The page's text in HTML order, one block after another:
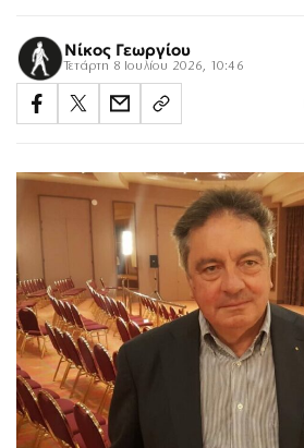
Νίκος Γεωργίου
Τετάρτη 8 Ιουλίου 2026, 10:46